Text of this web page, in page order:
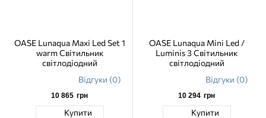
OASE Lunaqua Maxi Led Set 1
warm Світильник
світлодіодний
Відгуки (0)
10 865 грн
Купити
OASE Lunaqua Mini Led /
Luminis 3 Світильник
світлодіодний
Відгуки (0)
10 294 грн
Купити